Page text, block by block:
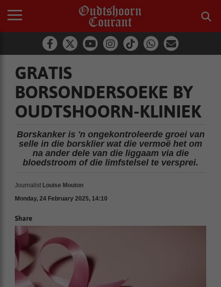
GRATIS
BORSONDERSOEKE BY
OUDTSHOORN-KLINIEK
Borskanker is 'n ongekontroleerde groei van
selle in die borsklier wat die vermoë het om
na ander dele van die liggaam via die
bloedstroom of die limfstelsel te versprei.
Journalist Louise Mouton
Monday, 24 February 2025, 14:10
Share